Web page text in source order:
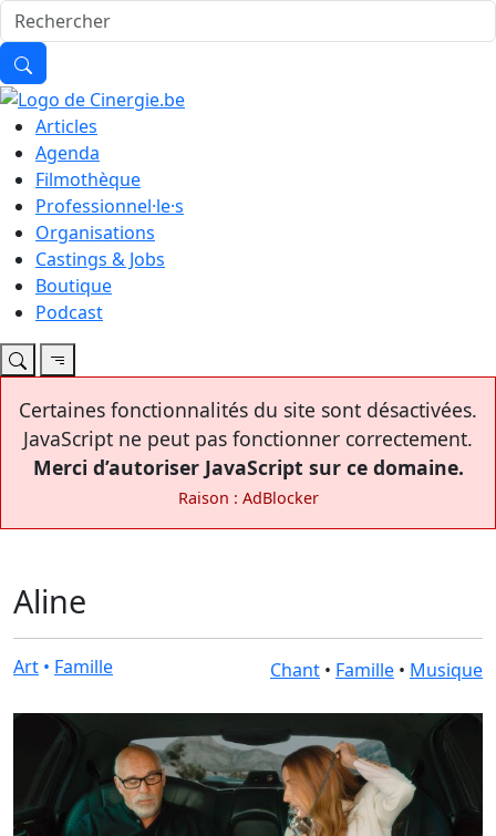
Articles
Agenda
Filmothèque
Professionnel·le·s
Organisations
Castings & Jobs
Boutique
Podcast
Certaines fonctionnalités du site sont désactivées.
JavaScript ne peut pas fonctionner correctement.
Merci d’autoriser JavaScript sur ce domaine.
Raison : AdBlocker
Aline
Art • Famille Chant • Famille • Musique